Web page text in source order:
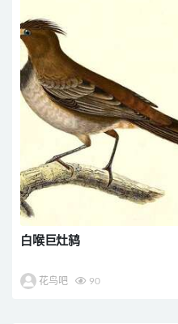
白喉巨灶鸫
花鸟吧 90